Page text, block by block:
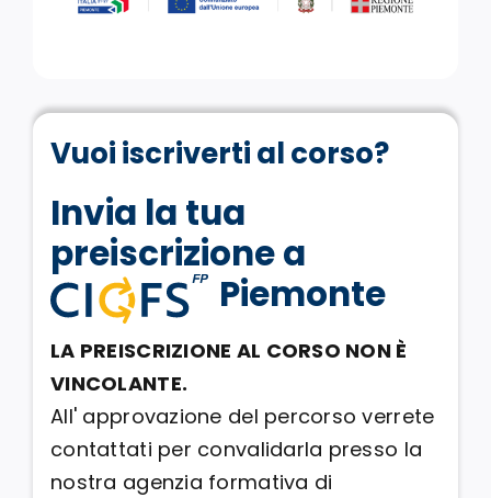
Vuoi iscriverti al corso?
Invia la tua
preiscrizione a
Piemonte
LA PREISCRIZIONE AL CORSO NON È
VINCOLANTE.
All' approvazione del percorso verrete
contattati per convalidarla presso la
nostra agenzia formativa di